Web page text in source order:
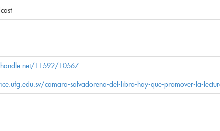
11592/10567
camara-salvadorena-del-libro-hay-que-promover-la-